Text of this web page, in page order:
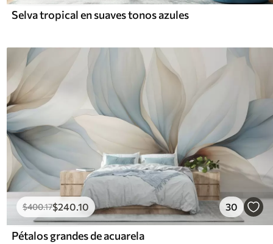
Selva tropical en suaves tonos azules
$400.17$240 .10 30
Pétalos grandes de acuarela